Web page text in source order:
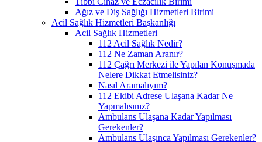
Ağız ve Diş Sağlığı Hizmetleri Birimi
Acil Sağlık Hizmetleri Başkanlığı
Acil Sağlık Hizmetleri
112 Acil Sağlık Nedir?
112 Ne Zaman Aranır?
112 Çağrı Merkezi ile Yapılan Konuşmada
Nelere Dikkat Etmelisiniz?
Nasıl Aramalıyım?
112 Ekibi Adrese Ulaşana Kadar Ne
Yapmalısınız?
Ambulans Ulaşana Kadar Yapılması
Gerekenler?
Ambulans Ulaşınca Yapılması Gerekenler?